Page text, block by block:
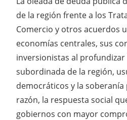
de la región frente a los
Comercio y otros acuerdos
economías centrales, sus
inversionistas al
subordinada de la región,
democráticos y la
razón, la respuesta social
gobiernos con mayor